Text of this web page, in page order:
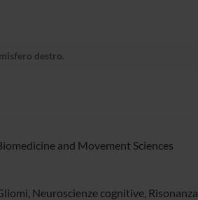
destro.
and Movement Sciences
Neuroscienze cognitive, Risonanza